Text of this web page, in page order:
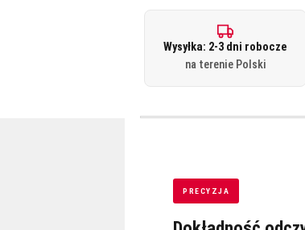
PRECYZJA
Wysyłka: 2-3 dni robocze
na terenie Polski